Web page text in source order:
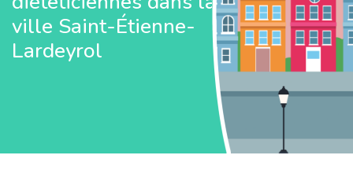
ville Saint-Étienne-
Lardeyrol